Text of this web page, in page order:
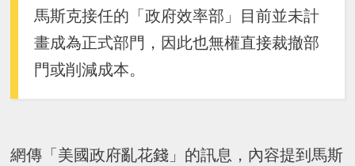
馬斯克接任的「政府效率部」目前並未計
畫成為正式部門，因此也無權直接裁撤部
門或削減成本。
網傳「美國政府亂花錢」的訊息，內容提到馬斯